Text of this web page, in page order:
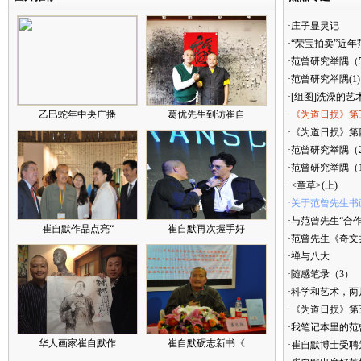
乙巳蛇年中央广播 葛优先生到访崔自
崔自默作品点亮“ 崔自默再次握手好
华人画家崔自默作 崔自默砺志新书《
·庄子显灵记
·“荣宝拍卖”近
·范曾研究举隅（
·范曾研究举隅(1)
·[组图]洗澡的艺
·《为道日损》
·《为道日损》
·范曾研究举隅（
·范曾研究举隅（
·<章草>(上)
·关于范曾先生
·与范曾先生“合
·范曾先生《奇
·禅与八大
·随感笔录（3）
·科学和艺术，
·《为道日损》
·我笔记本里的
·崔自默博士受